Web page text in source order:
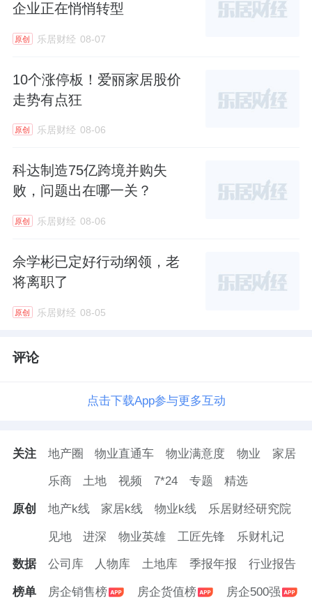
三、行业换血，创一代集体谢幕
顾江生的从容谢幕，从来不是个例。最近几
年，整个泛家居行业都在上演相似的画面：一
批白手起家、亲历行业黄金时代的创一代，纷
卷全行业的换代大潮，早已悄然来临。
这些创始人的离场方式各不相同，却都对应着
行业当下的发展现状。有不少和顾家一样，选
实业赛道。
友邦吊顶创始人夫妇、
一线。这批创一代大多踩着地产红利起家，靠
量竞争、市场环境愈发复杂的当下，选择借力
还有一部分企业，延续了传统的家族传承模
式，创始人退居幕后，交由新生代二代接手。
森鹰窗业、中国联塑、 箭牌家居
等诸多细分赛
除此之外，欧派、索菲亚、志邦等一众定制家
居头部企业，则走出了另一条温和换代之路。
企业正在悄悄转型
原创 乐居财经 08-07
10个涨停板！爱丽家居股价
走势有点狂
原创 乐居财经 08-06
科达制造75亿跨境并购失
败，问题出在哪一关？
原创 乐居财经 08-06
佘学彬已定好行动纲领，老
将离职了
原创 乐居财经 08-05
评论
点击下载App参与更多互动
关注 地产圈 物业直通车 物业满意度 物业 家居
乐商 土地 视频 7*24 专题 精选
原创 地产k线 家居k线 物业k线 乐居财经研究院
见地 进深 物业英雄 工匠先锋 乐财札记
数据 公司库 人物库 土地库 季报年报 行业报告
榜单 房企销售榜 房企货值榜 房企500强